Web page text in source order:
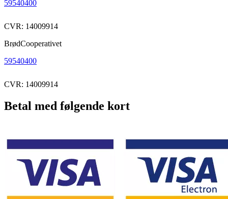
59540400
CVR: 14009914
BrødCooperativet
59540400
CVR: 14009914
Betal med følgende kort